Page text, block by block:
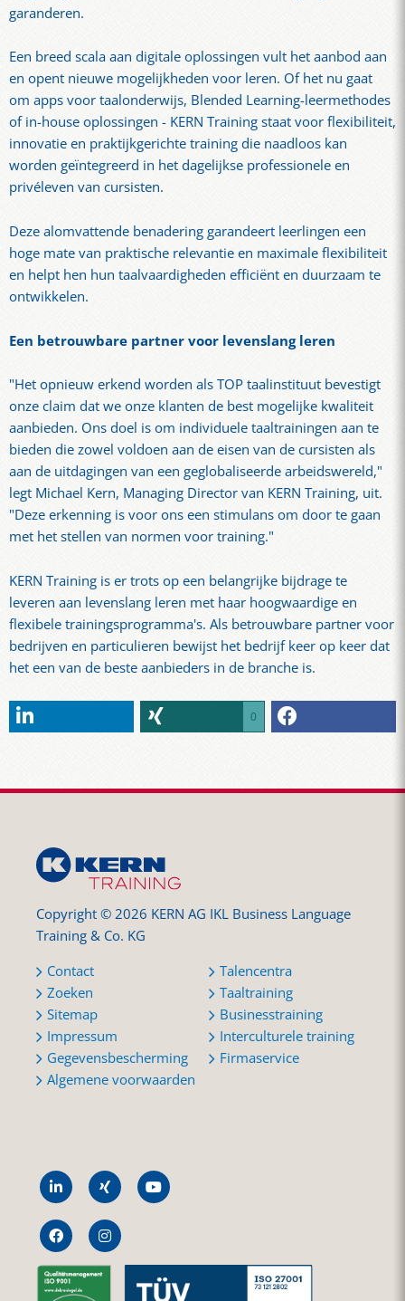
garanderen.
Een breed scala aan digitale oplossingen vult het aanbod aan
en opent nieuwe mogelijkheden voor leren. Of het nu gaat
om apps voor taalonderwijs, Blended Learning-leermethodes
of in-house oplossingen - KERN Training staat voor flexibiliteit,
innovatie en praktijkgerichte training die naadloos kan
worden geïntegreerd in het dagelijkse professionele en
privéleven van cursisten.
Deze alomvattende benadering garandeert leerlingen een
hoge mate van praktische relevantie en maximale flexibiliteit
en helpt hen hun taalvaardigheden efficiënt en duurzaam te
ontwikkelen.
Een betrouwbare partner voor levenslang leren
"Het opnieuw erkend worden als TOP taalinstituut bevestigt
onze claim dat we onze klanten de best mogelijke kwaliteit
aanbieden. Ons doel is om individuele taaltrainingen aan te
bieden die zowel voldoen aan de eisen van de cursisten als
aan de uitdagingen van een geglobaliseerde arbeidswereld,"
legt Michael Kern, Managing Director van KERN Training, uit.
"Deze erkenning is voor ons een stimulans om door te gaan
met het stellen van normen voor training."
KERN Training is er trots op een belangrijke bijdrage te
leveren aan levenslang leren met haar hoogwaardige en
flexibele trainingsprogramma's. Als betrouwbare partner voor
bedrijven en particulieren bewijst het bedrijf keer op keer dat
het een van de beste aanbieders in de branche is.
0
Copyright © 2026 KERN AG IKL Business Language
Training & Co. KG
Contact
Zoeken
Sitemap
Impressum
Gegevensbescherming
Algemene voorwaarden
Talencentra
Taaltraining
Businesstraining
Interculturele training
Firmaservice